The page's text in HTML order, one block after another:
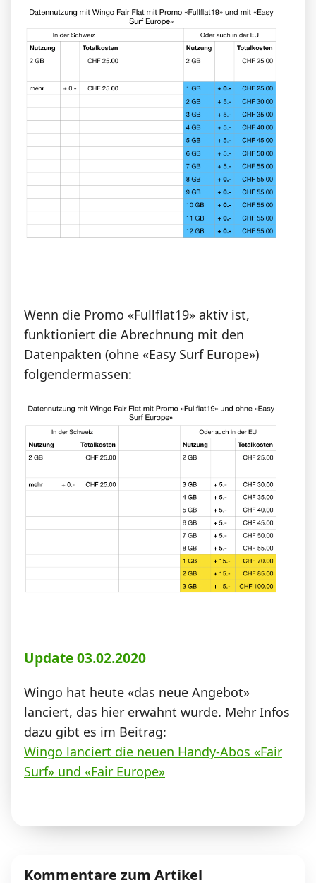
Wenn die Promo «Fullflat19» aktiv ist,
funktioniert die Abrechnung mit den
Datenpakten (ohne «Easy Surf Europe»)
folgendermassen:
Update 03.02.2020
Wingo hat heute «das neue Angebot»
lanciert, das hier erwähnt wurde. Mehr Infos
dazu gibt es im Beitrag:
Wingo lanciert die neuen Handy-Abos «Fair
Surf» und «Fair Europe»
Kommentare zum Artikel